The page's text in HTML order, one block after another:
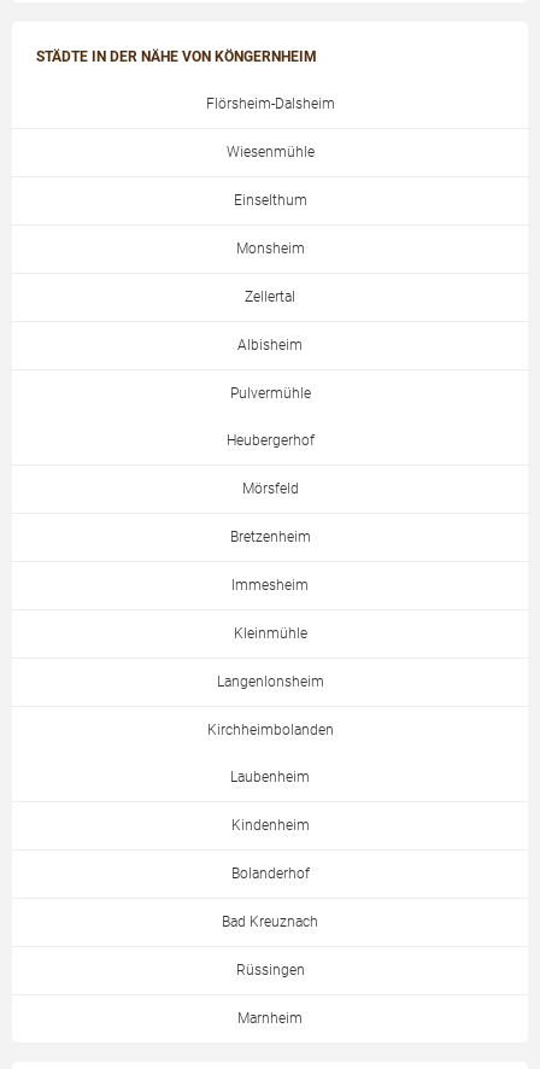
STÄDTE IN DER NÄHE VON KÖNGERNHEIM
Flörsheim-Dalsheim
Wiesenmühle
Einselthum
Monsheim
Zellertal
Albisheim
Pulvermühle
Heubergerhof
Mörsfeld
Bretzenheim
Immesheim
Kleinmühle
Langenlonsheim
Kirchheimbolanden
Laubenheim
Kindenheim
Bolanderhof
Bad Kreuznach
Rüssingen
Marnheim